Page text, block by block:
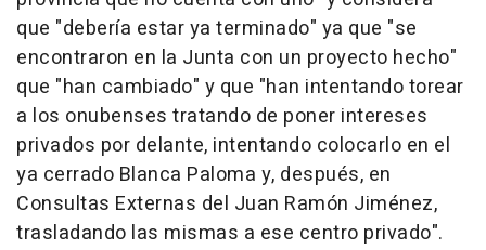
que "debería estar ya terminado" ya que "se
encontraron en la Junta con un proyecto hecho"
que "han cambiado" y que "han intentando torear
a los onubenses tratando de poner intereses
privados por delante, intentando colocarlo en el
ya cerrado Blanca Paloma y, después, en
Consultas Externas del Juan Ramón Jiménez,
trasladando las mismas a ese centro privado".